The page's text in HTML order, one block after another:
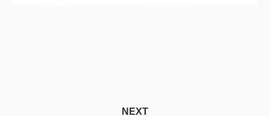
NEXT